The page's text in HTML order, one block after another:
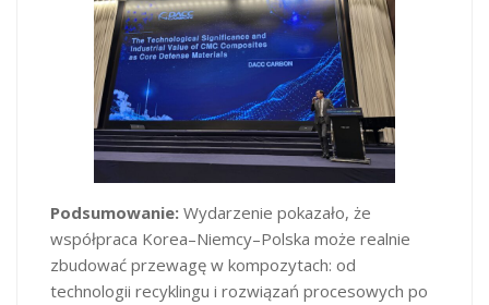
Podsumowanie: Wydarzenie pokazało, że
współpraca Korea–Niemcy–Polska może realnie
zbudować przewagę w kompozytach: od
technologii recyklingu i rozwiązań procesowych po